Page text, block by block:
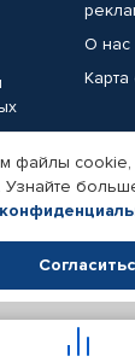
О нас
Карта
2015-2026. Все
файлы cookie,
Узнайте